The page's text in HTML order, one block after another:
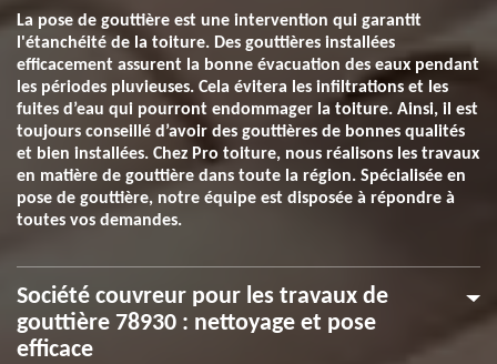
La pose de gouttière est une intervention qui garantit
l'étanchéité de la toiture. Des gouttières installées
efficacement assurent la bonne évacuation des eaux pendant
les périodes pluvieuses. Cela évitera les infiltrations et les
fuites d’eau qui pourront endommager la toiture. Ainsi, il est
toujours conseillé d’avoir des gouttières de bonnes qualités
et bien installées. Chez Pro toiture, nous réalisons les travaux
en matière de gouttière dans toute la région. Spécialisée en
pose de gouttière, notre équipe est disposée à répondre à
toutes vos demandes.
Société couvreur pour les travaux de
gouttière 78930 : nettoyage et pose
efficace